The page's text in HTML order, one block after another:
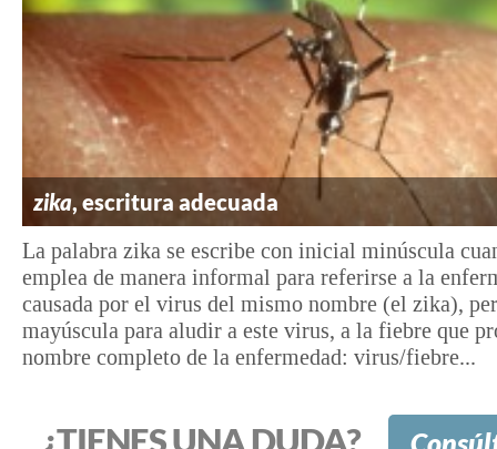
zika, escritura adecuada
La palabra zika se escribe con inicial minúscula
emplea de manera informal para referirse a la
causada por el virus del mismo nombre (el zika),
mayúscula para aludir a este virus, a la fiebre que
nombre completo de la enfermedad: virus/fiebre...
¿TIENES UNA DUDA?